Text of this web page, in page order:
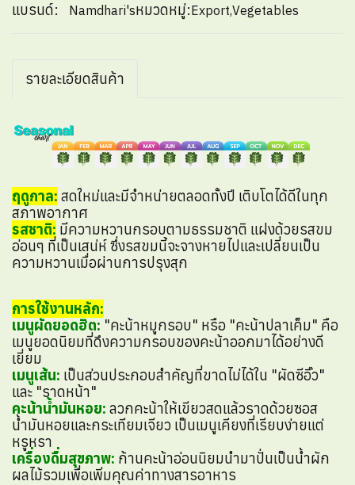
แบรนด์: Namdhari'sหมวดหมู่:Export,Vegetables
รายละเอียดสินค้า
ฤดูกาล: สดใหม่และมีจำหน่ายตลอดทั้งปี เติบโตได้ดีในทุก
สภาพอากาศ
รสชาติ: มีความหวานกรอบตามธรรมชาติ แฝงด้วยรสขม
อ่อนๆ ที่เป็นเสน่ห์ ซึ่งรสขมนี้จะจางหายไปและเปลี่ยนเป็น
ความหวานเมื่อผ่านการปรุงสุก
การใช้งานหลัก:
เมนูผัดยอดฮิต: "คะน้าหมูกรอบ" หรือ "คะน้าปลาเค็ม" คือ
เมนูยอดนิยมที่ดึงความกรอบของคะน้าออกมาได้อย่างดี
เยี่ยม
เมนูเส้น: เป็นส่วนประกอบสำคัญที่ขาดไม่ได้ใน "ผัดซีอิ๊ว"
และ "ราดหน้า"
คะน้าน้ำมันหอย: ลวกคะน้าให้เขียวสดแล้วราดด้วยซอส
น้ำมันหอยและกระเทียมเจียว เป็นเมนูเคียงที่เรียบง่ายแต่
หรูหรา
เครื่องดื่มสุขภาพ: ก้านคะน้าอ่อนนิยมนำมาปั่นเป็นน้ำผัก
ผลไม้รวมเพื่อเพิ่มคุณค่าทางสารอาหาร